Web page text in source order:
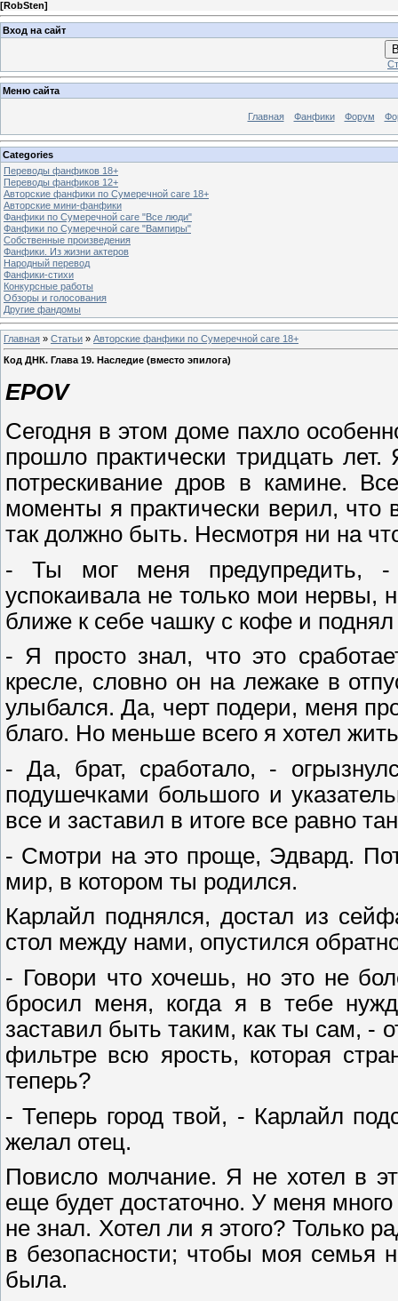
[RobSten]
Вход на сайт
Меню сайта
Главная Фанфики Форум
Categories
Переводы фанфиков 18+
Переводы фанфиков 12+
Авторские фанфики по Сумеречной саге 18+
Авторские мини-фанфики
Фанфики по Сумеречной саге "Все люди"
Фанфики по Сумеречной саге "Вампиры"
Собственные произведения
Фанфики. Из жизни актеров
Народный перевод
Фанфики-стихи
Конкурсные работы
Обзоры и голосования
Другие фандомы
Главная » Статьи » Авторские фанфики по Сумеречной саге 18+
Код ДНК. Глава 19. Наследие (вместо эпилога)
EPOV
Сегодня в этом доме пахло
прошло практически тридцать
потрескивание дров в камине.
моменты я практически верил, что
так должно быть. Несмотря ни на
- Ты мог меня предупредить, -
успокаивала не только мои нервы,
ближе к себе чашку с кофе и поднял
- Я просто знал, что это
кресле, словно он на лежаке в
улыбался. Да, черт подери, меня
благо. Но меньше всего я хотел
- Да, брат, сработало, -
подушечками большого и
все и заставил в итоге все равно
- Смотри на это проще, Эдвард.
мир, в котором ты родился.
Карлайл поднялся, достал из
стол между нами, опустился
- Говори что хочешь, но это не
бросил меня, когда я в тебе
заставил быть таким, как ты сам, -
фильтре всю ярость, которая
теперь?
- Теперь город твой, - Карлайл
желал отец.
Повисло молчание. Я не хотел в
еще будет достаточно. У меня
не знал. Хотел ли я этого? Только
в безопасности; чтобы моя
была.